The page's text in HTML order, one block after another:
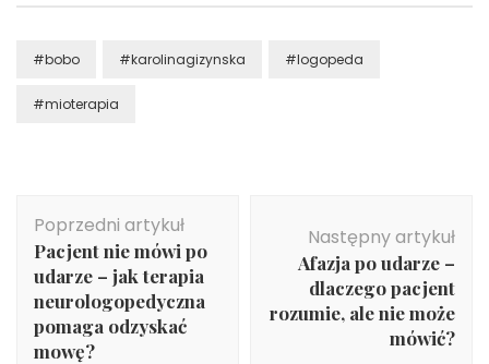
#bobo #karolinagizynska #logopeda
#mioterapia
wpisu
Poprzedni artykuł
Pacjent nie mówi po
udarze – jak terapia
neurologopedyczna
pomaga odzyskać
mowę?
Następny artykuł
Afazja po udarze –
dlaczego pacjent
rozumie, ale nie może
mówić?